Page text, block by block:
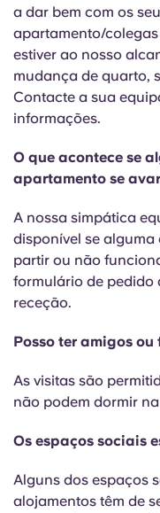
a dar bem com os
apartamento/
estiver ao nosso
mudança de quarto,
Contacte a sua
informações.
O que acontece se
apartamento se
A nossa simpática
disponível se
partir ou não
formulário de pedido
receção.
Posso ter amigos
As visitas são
não podem dormir
Os espaços sociais
Alguns dos espaços
alojamentos têm de